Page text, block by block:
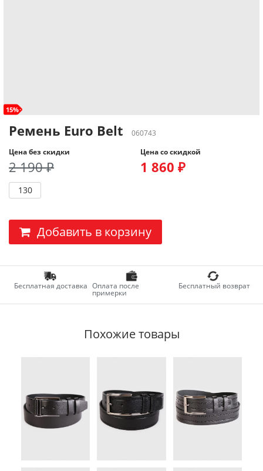
15%
Ремень Euro Belt
060743
Цена без скидки
2 190 ₽
Цена со скидкой
1 860 ₽
130
Добавить в корзину
Бесплатная доставка Оплата после
примерки
Бесплатный возврат
Похожие товары